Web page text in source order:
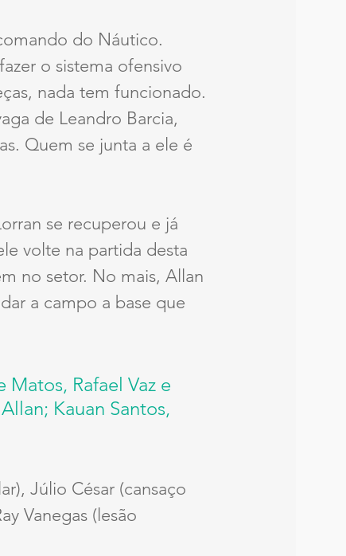
do Náutico.
o sistema ofensivo
nada tem funcionado.
de Leandro Barcia,
Quem se junta a ele é
se recuperou e já
volte na partida desta
no setor. No mais, Allan
a campo a base que
Rafael Vaz e
Kauan Santos,
Júlio César (cansaço
Vanegas (lesão